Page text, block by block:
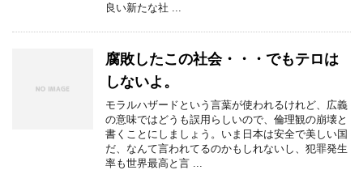
良い新たな社 ...
腐敗したこの社会・・・でもテロは
しないよ。
モラルハザードという言葉が使われるけれど、広義
の意味ではどうも誤用らしいので、倫理観の崩壊と
書くことにしましょう。いま日本は安全で美しい国
だ、なんて言われてるのかもしれないし、犯罪発生
率も世界最高と言 ...